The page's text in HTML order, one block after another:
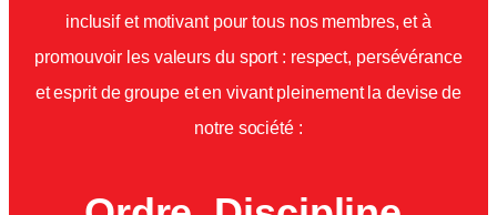
inclusif et motivant pour tous nos membres, et à
promouvoir les valeurs du sport : respect, persévérance
et esprit de groupe et en vivant pleinement la devise de
notre société :